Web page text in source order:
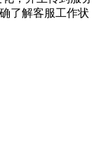
了解客服工作状